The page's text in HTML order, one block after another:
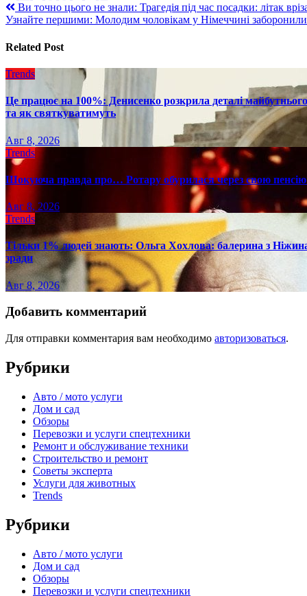
Навигация
по
записям
Ви точно цього не знали: Трагедія під час посадки: літак
Узнайте першими: Молодим чоловікам у Німеччині заборонили
Related Post
Trends
Це працює на 100%: Денисенко розкрила деталі майбутнього
та як святкуватимуть
Авг 8, 2026
Trends
Шокуюча правда про… Ротару обурилася через свою
Авг 8, 2026
Trends
Тільки 1% людей знають: Ольга Хохлова: балерина з
зради
Авг 8, 2026
Добавить комментарий
Для отправки комментария вам необходимо авторизоваться.
Рубрики
Авто / мото услуги
Дом и сад
Обзоры
Перевозки и услуги спецтехники
Ремонт и обслуживание техники
Строительство и ремонт
Советы эксперта
Услуги для животных
Trends
Рубрики
Авто / мото услуги
Дом и сад
Обзоры
Перевозки и услуги спецтехники